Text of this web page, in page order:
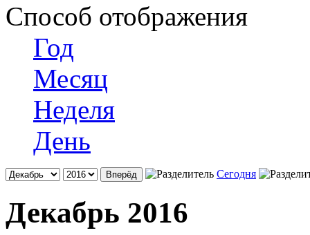
Способ отображения
Год
Месяц
Неделя
День
Сегодня
Декабрь 2016